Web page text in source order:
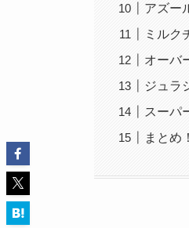
アズー
ミルク
オーバ
ジュラ
スーパ
まとめ！